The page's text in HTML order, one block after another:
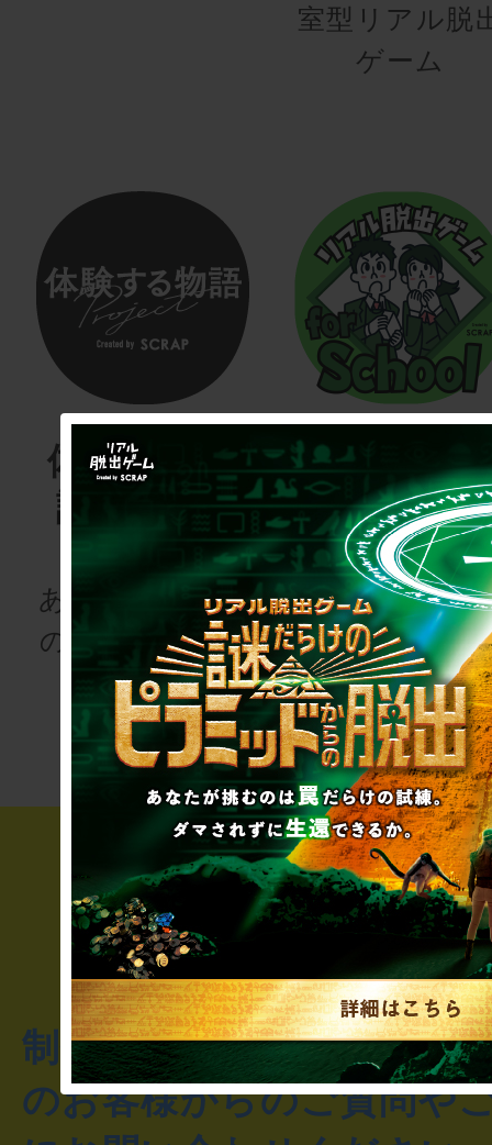
室型リアル脱
ゲーム
体験する物
語project
あなたも、物語
の登場人物にな
りませんか
リアル脱
ゲーム
for
次の授業は“謎
き”!?
制作のご相談・コラボレ
のお客様からのご質問や